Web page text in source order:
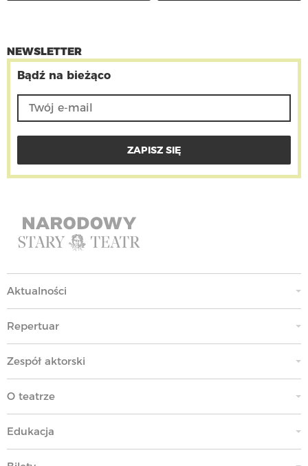
NEWSLETTER
Bądź na bieżąco
Aktualności
Repertuar
Zespół aktorski
O teatrze
Edukacja